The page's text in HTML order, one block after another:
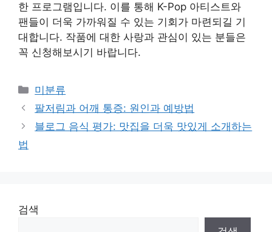
한 프로그램입니다. 이를 통해 K-Pop 아티스트와
팬들이 더욱 가까워질 수 있는 기회가 마련되길 기
대합니다. 작품에 대한 사랑과 관심이 있는 분들은
꼭 신청해보시기 바랍니다.
Categories
미분류
팔저림과 어깨 통증: 원인과 예방법
블로그 음식 평가: 맛집을 더욱 맛있게 소개하는
법
검색